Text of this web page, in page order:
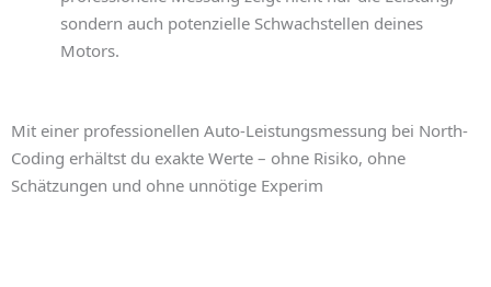
sondern auch potenzielle Schwachstellen deines
Motors.
Mit einer professionellen Auto-Leistungsmessung bei North-
Coding erhältst du exakte Werte – ohne Risiko, ohne
Schätzungen und ohne unnötige Experim